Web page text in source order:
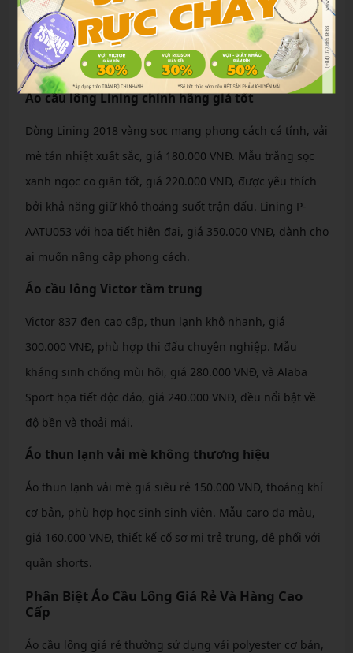
VNĐ, dễ dàng mua tại các shop uy tín. Mẫu trắng cơ bản
thì đơn giản, giá 190.000 VNĐ, lý tưởng cho tập luyện
hàng ngày.
Áo cầu lông Lining chính hãng giá tốt
Dòng Lining 2018 vàng sọc mang phong cách cá tính, vải
mè tản nhiệt xuất sắc, giá 180.000 VNĐ. Mẫu trắng sọc
xanh ngọc co giãn tốt, giá 220.000 VNĐ, được yêu thích
bởi khả năng giữ khô thoáng suốt trận đấu. Lining P-
AATU053 với họa tiết hiện đại, giá 350.000 VNĐ, dành cho
ai muốn nâng cấp phong cách.
Áo cầu lông Victor tầm trung
Victor 837 đen cao cấp, thun lạnh khô nhanh, giá
300.000 VNĐ, phù hợp thi đấu chuyên nghiệp. Mẫu
kháng sinh chống mùi hôi, giá 280.000 VNĐ, và Alaba
Sport họa tiết độc đáo, giá 240.000 VNĐ, đều nổi bật về
độ bền và thoải mái.
Áo thun lạnh vải mè không thương hiệu
Áo thun lạnh vải mè giá siêu rẻ 150.000 VNĐ, thoáng khí
cơ bản, phù hợp học sinh sinh viên. Mẫu caro đa màu,
giá 160.000 VNĐ, thiết kế cổ sơ mi trẻ trung, dễ phối với
quần shorts.
Phân Biệt Áo Cầu Lông Giá Rẻ Và Hàng Cao
Cấp
Áo cầu lông giá rẻ thường sử dụng vải polyester cơ bản,